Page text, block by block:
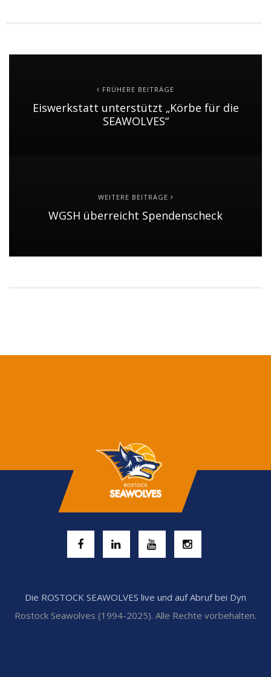
FRÜHERE BEITRÄGE
Eiswerkstatt unterstützt „Körbe für die
SEAWOLVES“
WEITERE BEITRÄGE
WGSH überreicht Spendenscheck
Die ROSTOCK SEAWOLVES live und auf Abruf bei Dyn
Rostock Seawolves (1994-2025). Alle Rechte vorbehalten.